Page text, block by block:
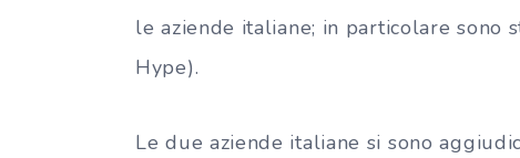
le aziende italiane; in particolare sono
Hype).
Le due aziende italiane si sono